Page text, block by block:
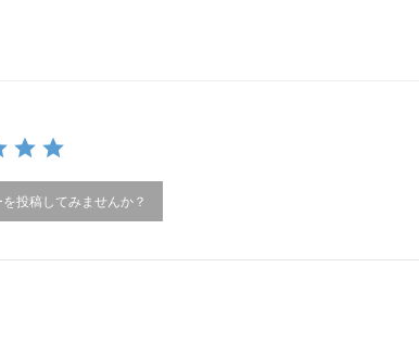
投稿してみませんか？